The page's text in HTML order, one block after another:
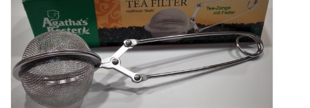
Optionen
können
auf
der
Produktseite
gewählt